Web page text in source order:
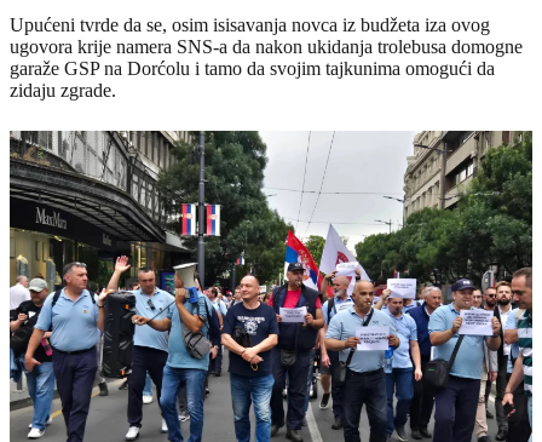
Upućeni tvrde da se, osim isisavanja novca iz budžeta iza ovog
ugovora krije namera SNS-a da nakon ukidanja trolebusa domogne
garaže GSP na Dorćolu i tamo da svojim tajkunima omogući da
zidaju zgrade.